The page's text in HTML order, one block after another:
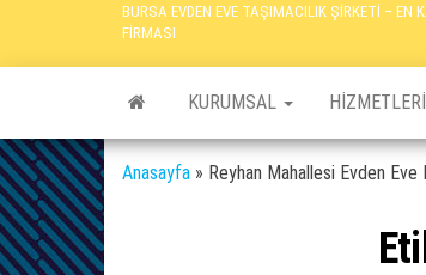
BURSA EVDEN EVE TAŞIMACILIK ŞİRKETİ – EN
FİRMASI
KURUMSAL
Anasayfa » Reyhan Mahallesi Evden Eve